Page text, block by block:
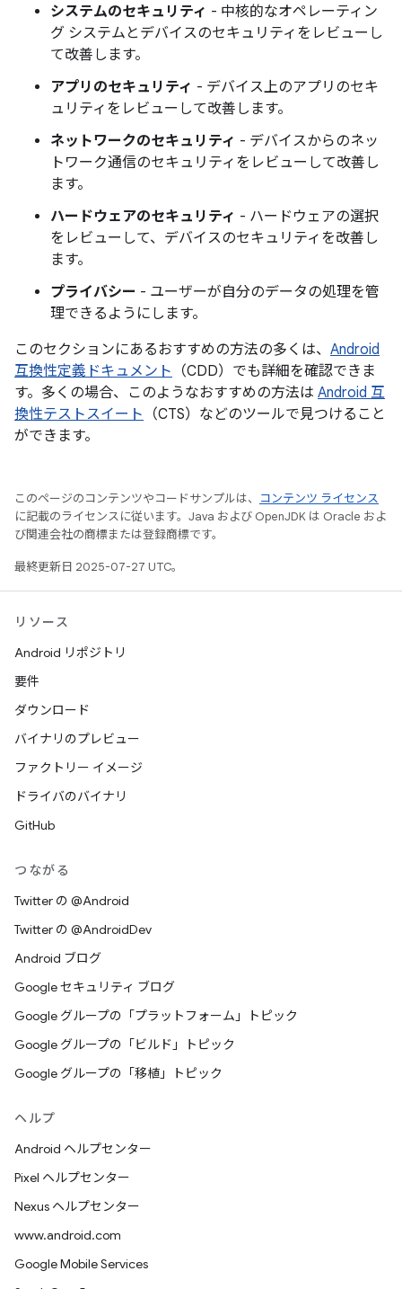
システムのセキュリティ - 中核的なオペレーティン
グ システムとデバイスのセキュリティをレビューし
て改善します。
アプリのセキュリティ - デバイス上のアプリのセキ
ュリティをレビューして改善します。
ネットワークのセキュリティ - デバイスからのネッ
トワーク通信のセキュリティをレビューして改善し
ます。
ハードウェアのセキュリティ - ハードウェアの選択
をレビューして、デバイスのセキュリティを改善し
ます。
プライバシー - ユーザーが自分のデータの処理を管
理できるようにします。
このセクションにあるおすすめの方法の多くは、 Android
互換性定義ドキュメント （CDD）でも詳細を確認できま
す。多くの場合、このようなおすすめの方法は Android 互
換性テストスイート （CTS）などのツールで見つけること
ができます。
このページのコンテンツやコードサンプルは、
コンテンツ ライセンス
に記載のライセンスに従います。Java および OpenJDK は Oracle およ
び関連会社の商標または登録商標です。
最終更新日 2025-07-27 UTC。
リソース
Android リポジトリ
要件
ダウンロード
バイナリのプレビュー
ファクトリー イメージ
ドライバのバイナリ
GitHub
つながる
Twitter の @Android
Twitter の @AndroidDev
Android ブログ
Google セキュリティ ブログ
Google グループの「プラットフォーム」トピック
Google グループの「ビルド」トピック
Google グループの「移植」トピック
ヘルプ
Android ヘルプセンター
Pixel ヘルプセンター
Nexus ヘルプセンター
www.android.com
Google Mobile Services